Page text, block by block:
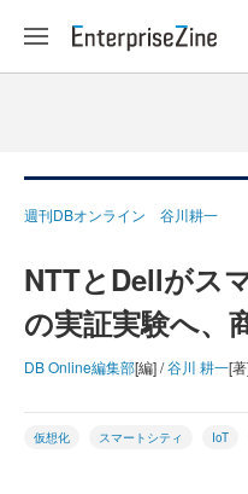
週刊DBオンライン 谷川耕一
NTTとDellがス
の実証実験へ、
DB Online編集部[編] /谷川 耕一[
仮想化 スマートシティ IoT